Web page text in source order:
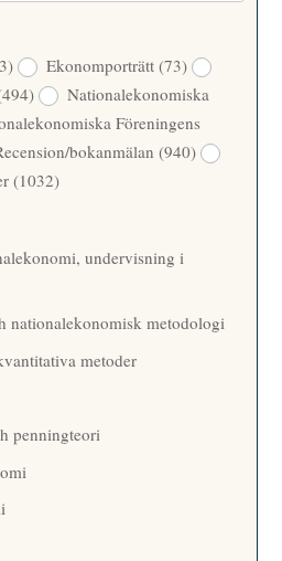
Ekonomporträtt(73)
Nationalekonomiska
Föreningens
bokanmälan(940)
(1032)
undervisning i
nationalekonomisk metodologi
metoder
penningteori